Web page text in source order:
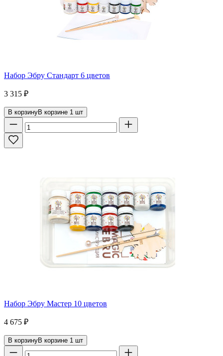
Набор Эбру Стандарт 6 цветов
3 315 ₽
В корзинуВ корзине 1 шт
Набор Эбру Мастер 10 цветов
4 675 ₽
В корзинуВ корзине 1 шт